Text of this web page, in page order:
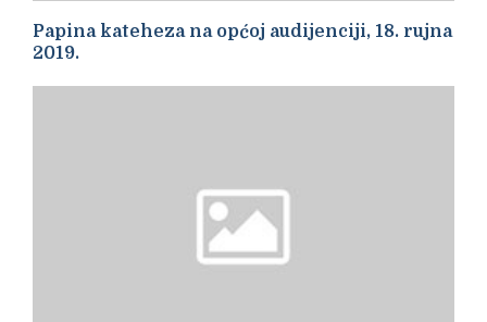
Papina kateheza na općoj audijenciji, 18. rujna
2019.